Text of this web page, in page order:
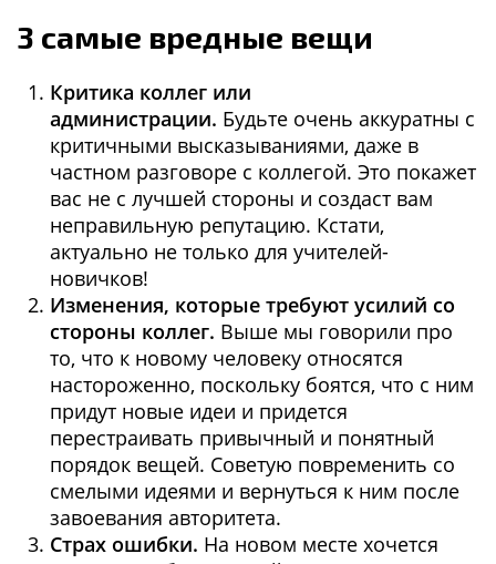
3 самые вредные вещи
Критика коллег или
администрации. Будьте очень аккуратны с
критичными высказываниями, даже в
частном разговоре с коллегой. Это покажет
вас не с лучшей стороны и создаст вам
неправильную репутацию. Кстати,
актуально не только для учителей-
новичков!
Изменения, которые требуют усилий со
стороны коллег. Выше мы говорили про
то, что к новому человеку относятся
настороженно, поскольку боятся, что с ним
придут новые идеи и придется
перестраивать привычный и понятный
порядок вещей. Советую повременить со
смелыми идеями и вернуться к ним после
завоевания авторитета.
Страх ошибки. На новом месте хочется